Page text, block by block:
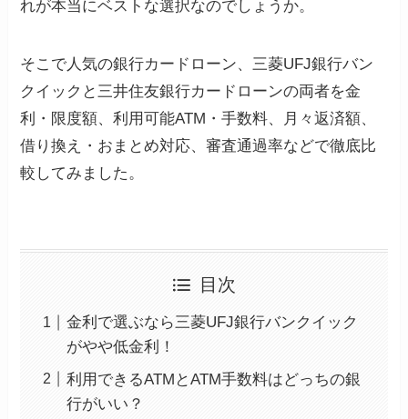
れが本当にベストな選択なのでしょうか。
そこで人気の銀行カードローン、三菱UFJ銀行バン
クイックと三井住友銀行カードローンの両者を金
利・限度額、利用可能ATM・手数料、月々返済額、
借り換え・おまとめ対応、審査通過率などで徹底比
較してみました。
目次
金利で選ぶなら三菱UFJ銀行バンクイック
がやや低金利！
利用できるATMとATM手数料はどっちの銀
行がいい？